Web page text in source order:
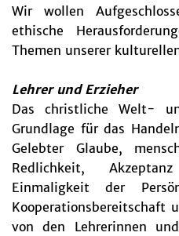
Wir wollen
ethische
Themen unserer
Lehrer und Erzieher
Das christliche Welt-
Grundlage für das
Gelebter Glaube,
Redlichkeit,
Einmaligkeit der
Kooperationsbereitschaft
von den Lehrerinnen